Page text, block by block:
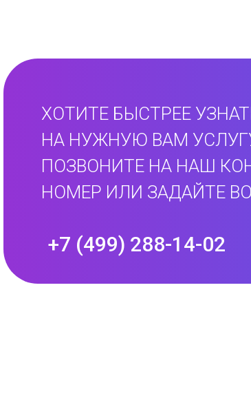
ХОТИТЕ БЫСТРЕЕ
НА НУЖНУЮ ВАМ
ПОЗВОНИТЕ НА НАШ
НОМЕР ИЛИ ЗАДАЙТЕ
+7 (499) 288-14-02